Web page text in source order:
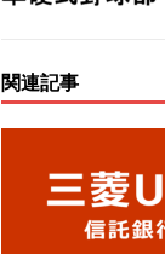
関連記事